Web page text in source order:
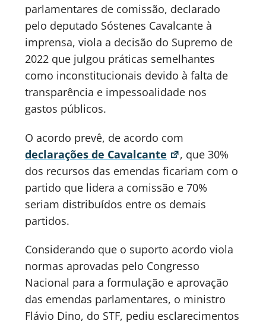
parlamentares de comissão, declarado
pelo deputado Sóstenes Cavalcante à
imprensa, viola a decisão do Supremo de
2022 que julgou práticas semelhantes
como inconstitucionais devido à falta de
transparência e impessoalidade nos
gastos públicos.
O acordo prevê, de acordo com
declarações de Cavalcante
, que 30%
dos recursos das emendas ficariam com o
partido que lidera a comissão e 70%
seriam distribuídos entre os demais
partidos.
Considerando que o suporto acordo viola
normas aprovadas pelo Congresso
Nacional para a formulação e aprovação
das emendas parlamentares, o ministro
Flávio Dino, do STF, pediu esclarecimentos